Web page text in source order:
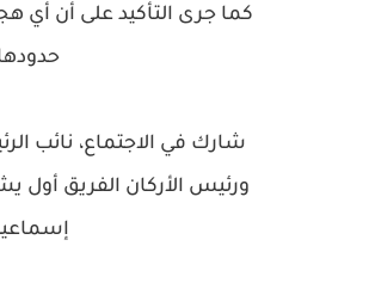
كما جرى التأكيد على أن أي
شارك في الاجتماع، نائب
ورئيس الأركان الفريق أول